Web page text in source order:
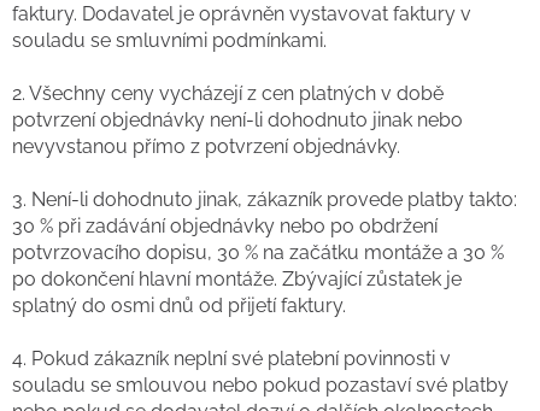
faktury. Dodavatel je oprávněn vystavovat faktury v
souladu se smluvními podmínkami.
2. Všechny ceny vycházejí z cen platných v době
potvrzení objednávky není-li dohodnuto jinak nebo
nevyvstanou přímo z potvrzení objednávky.
3. Není-li dohodnuto jinak, zákazník provede platby takto:
30 % při zadávání objednávky nebo po obdržení
potvrzovacího dopisu, 30 % na začátku montáže a 30 %
po dokončení hlavní montáže. Zbývající zůstatek je
splatný do osmi dnů od přijetí faktury.
4. Pokud zákazník neplní své platební povinnosti v
souladu se smlouvou nebo pokud pozastaví své platby